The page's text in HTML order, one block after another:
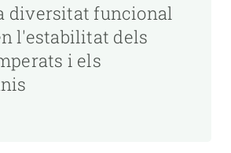
diversitat funcional
l'estabilitat dels
i els